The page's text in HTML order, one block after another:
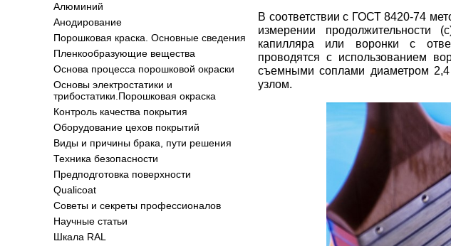
Алюминий
Анодирование
Порошковая краска. Основные сведения
Пленкообразующие вещества
Основа процесса порошковой окраски
Основы электростатики и
трибостатики.Порошковая окраска
Контроль качества покрытия
Оборудование цехов покрытий
Виды и причины брака, пути решения
Техника безопасности
Предподготовка поверхности
Qualicoat
Советы и секреты профессионалов
Научные статьи
Шкала RAL
В соответствии с ГОСТ 8420-74
измерении продолжительности
капилляра или воронки с
проводятся с использованием
съемными соплами диаметром
узлом.